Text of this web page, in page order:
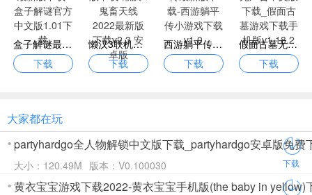
盒子解谜最新版下载-盒子解谜官方中文版1.01下载
下载
懒汉3联机版下载-懒汉3鬼畜天线2022最新版下载v2.3 安卓版
下载
西游躺平传最新版下载-西游躺平传小游戏下载v1.0
下载
假面古墓无广告中文版下载_假面古墓游戏下载手机版v1.18.2
下载
大家都在玩
partyhardgo全人物解锁中文版下载_partyhardgo安卓版免费
大小：120.49M 版本：V0.100030 下载
黄衣宝宝游戏下载2022-黄衣宝宝手机版(the baby in yellow)